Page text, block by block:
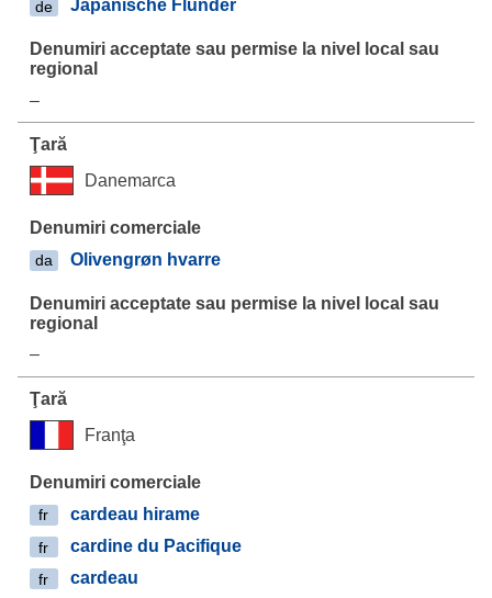
de Japanische Flunder
–
Danemarca
da Olivengrøn hvarre
–
Franţa
fr cardeau hirame
fr cardine du Pacifique
fr cardeau